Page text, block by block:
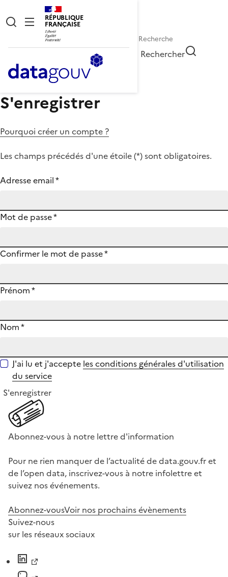
RÉPUBLIQUE
FRANÇAISE
Rechercher
S'enregistrer
Pourquoi créer un compte ?
Les champs précédés d'une étoile (*) sont obligatoires.
Adresse email*
Mot de passe*
Confirmer le mot de passe*
Prénom*
Nom*
J'ai lu et j'accepte les conditions générales d'utilisation
du service
S'enregistrer
Abonnez-vous à notre lettre d'information
Pour ne rien manquer de l’actualité de data.gouv.fr et
de l’open data, inscrivez-vous à notre infolettre et
suivez nos événements.
Abonnez-vousVoir nos prochains évènements
Suivez-nous
sur les réseaux sociaux